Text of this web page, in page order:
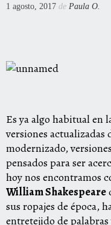
1 agosto, 2017 de Paula O.
Es ya algo habitual en
versiones actualizadas
modernizado,
pensados para ser
hoy nos encontramos
William Shakespeare
sus ropajes de época,
entretejido de